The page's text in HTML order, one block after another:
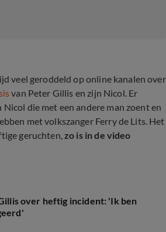
veel geroddeld op online kanalen over
van Peter Gillis en zijn Nicol. Er
die met een andere man zoent en
met volkszanger Ferry de Lits. Het
geruchten,zo is in de video
over heftig incident: 'Ik ben